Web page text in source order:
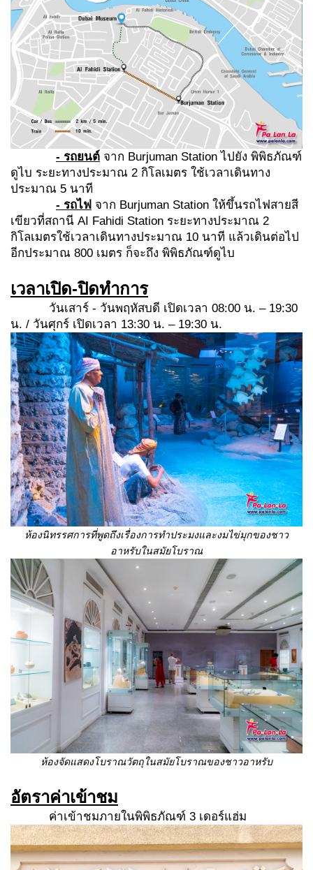
- รถยนต์ จาก Burjuman Station ไปยัง พิพิธภัณฑ์
ดูไบ ระยะทางประมาณ 2 กิโลเมตร ใช้เวลาเดินทาง
ประมาณ 5 นาที
- รถไฟ จาก Burjuman Station ให้ขึ้นรถไฟสายสี
เขียวที่สถานี AI Fahidi Station ระยะทางประมาณ 2
กิโลเมตรใช้เวลาเดินทางประมาณ 10 นาที แล้วเดินต่อไป
อีกประมาณ 800 เมตร ก็จะถึง พิพิธภัณฑ์ดูไบ
เวลาเปิด-ปิดทำการ
วันเสาร์ - วันพฤหัสบดี เปิดเวลา 08:00 น. – 19:30
น. / วันศุกร์ เปิดเวลา 13:30 น. – 19:30 น.
ห้องนิทรรศการที่พูดถึงเรื่องการทำประมงและงมไข่มุกของชาว
อาหรับในสมัยโบราณ
ห้องจัดแสดงโบราณวัตถุในสมัยโบราณของชาวอาหรับ
อัตราค่าเข้าชม
ค่าเข้าชมภายในพิพิธภัณฑ์ 3 เดอร์แฮ่ม